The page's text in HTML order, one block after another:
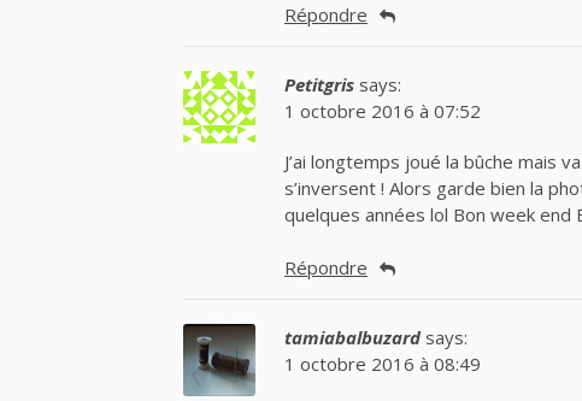
Répondre
Petitgris says:
1 octobre 2016 à 07:52
J’ai longtemps joué la bûche mais
s’inversent ! Alors garde bien la
quelques années lol Bon week end
Répondre
tamiabalbuzard says:
1 octobre 2016 à 08:49